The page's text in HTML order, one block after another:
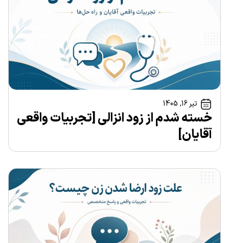
تیر 16, 1405
خسته شدم از زود انزالی [تجربیات واقعی
آقایان]